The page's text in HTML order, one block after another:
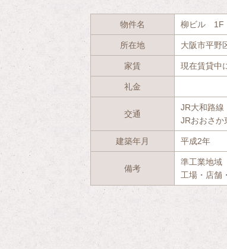
物件名 柳ビル 1F
所在地 大阪市平野
家賃 現在賃貸中
礼金
交通
JR大和路線
JRおおさか
建築年月 平成2年
備考
準工業地域
工場・店